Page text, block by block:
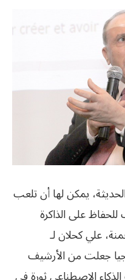
يمكن لها أن تلعب
على الذاكرة
علي كحلان لـ
جعلت من الأرشيف